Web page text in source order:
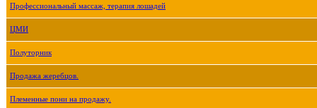
Профессиональный массаж, терапия лошадей
ЦМИ
Полуторник
Продажа жеребцов.
Племенные пони на продажу.